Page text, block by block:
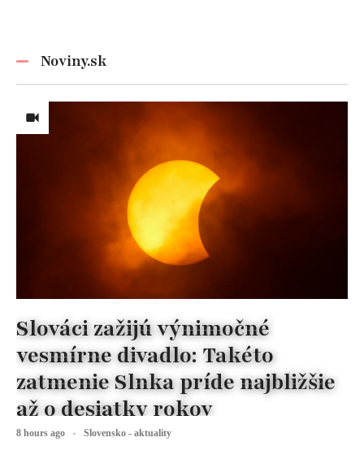
Noviny.sk
Slováci zažijú výnimočné
vesmírne divadlo: Takéto
zatmenie Slnka príde najbližšie
až o desiatky rokov
8 hours ago Slovensko - aktuality